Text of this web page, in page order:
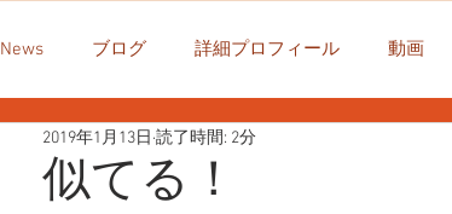
News ブログ 詳細プロフィール 動画
似てる！
2019年1月13日 読了時間: 2分